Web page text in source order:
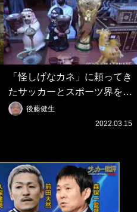
「怪しげなカネ」に頼ってき
たサッカーとスポーツ界を待
つ未来(3)「ロシアン・マネ
ー」に続く中東の「オイルマ
後藤健生
2022.03.15